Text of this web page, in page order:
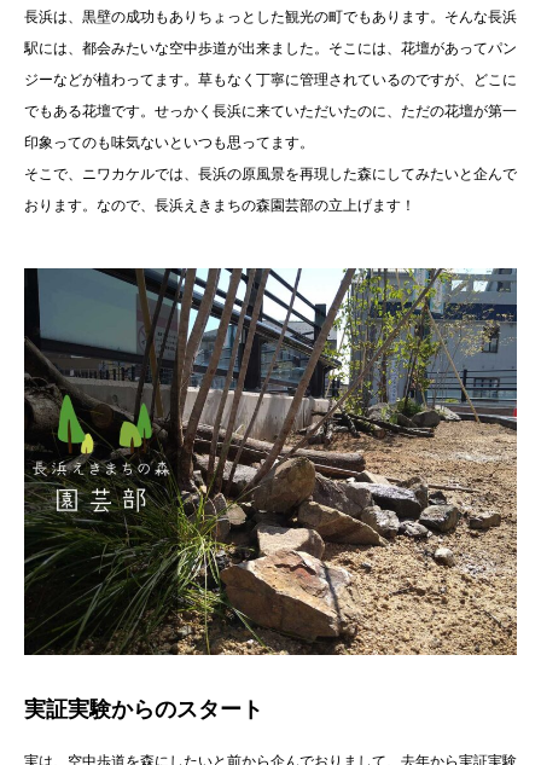
長浜は、黒壁の成功もありちょっとした観光の町でもあります。そんな長浜
駅には、都会みたいな空中歩道が出来ました。そこには、花壇があってパン
ジーなどが植わってます。草もなく丁寧に管理されているのですが、どこに
でもある花壇です。せっかく長浜に来ていただいたのに、ただの花壇が第一
印象ってのも味気ないといつも思ってます。
そこで、ニワカケルでは、長浜の原風景を再現した森にしてみたいと企んで
おります。なので、長浜えきまちの森園芸部の立上げます！
実証実験からのスタート
実は、空中歩道を森にしたいと前から企んでおりまして、去年から実証実験